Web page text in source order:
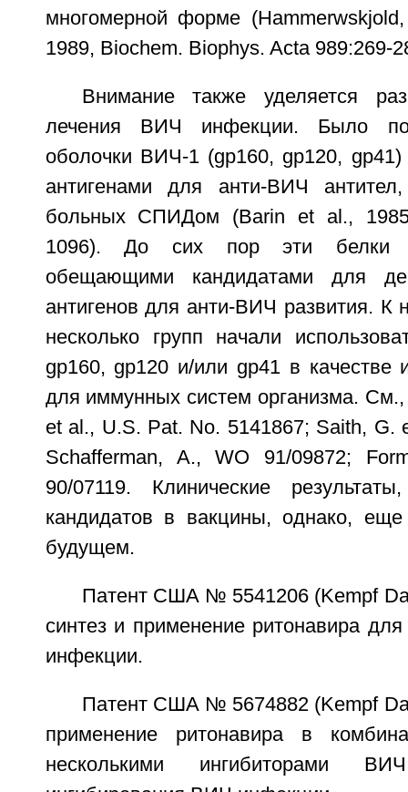
многомерной форме
1989, Biochem. Biophys. Acta 989:269-
Внимание также уделяется
лечения ВИЧ инфекции. Было
оболочки ВИЧ-1 (gp160, gp120,
антигенами для анти-ВИЧ
больных СПИДом (Barin et al.,
1096). До сих пор эти белки
обещающими кандидатами для
антигенов для анти-ВИЧ развития. К
несколько групп начали
gp160, gp120 и/или gp41 в качестве
для иммунных систем организма.
et al., U.S. Pat. No. 5141867; Saith, G.
Schafferman, A., WO 91/09872;
90/07119. Клинические
кандидатов в вакцины, однако,
будущем.
Патент США № 5541206 (Kempf
синтез и применение ритонавира
инфекции.
Патент США № 5674882 (Kempf
применение ритонавира в
несколькими ингибиторами